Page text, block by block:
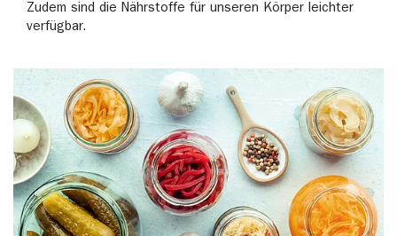
Zudem sind die Nährstoffe für unseren Körper leichter
verfügbar.